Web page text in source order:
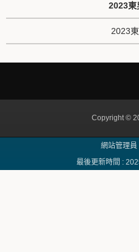
2023東
2023
Copyright ©
網站管理
最後更新時間 :